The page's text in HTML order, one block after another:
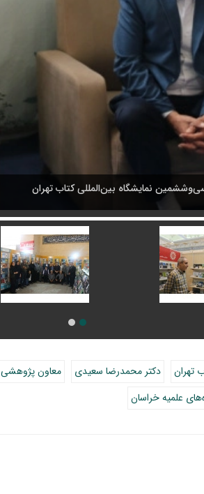
نمایشگاه بین‌المللی کتاب تهران
تهران دکتر محمدرضا سعیدی معاون پژوهشی
علمیه خراسان